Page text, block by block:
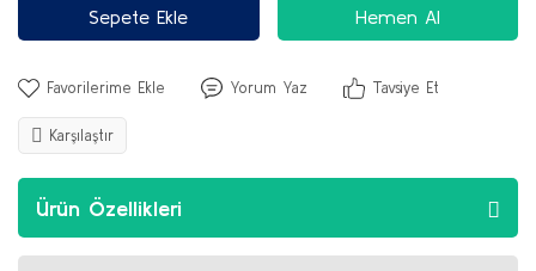
Sepete Ekle Hemen Al
Yorum Yaz Tavsiye Et
Karşılaştır
Ürün Özellikleri